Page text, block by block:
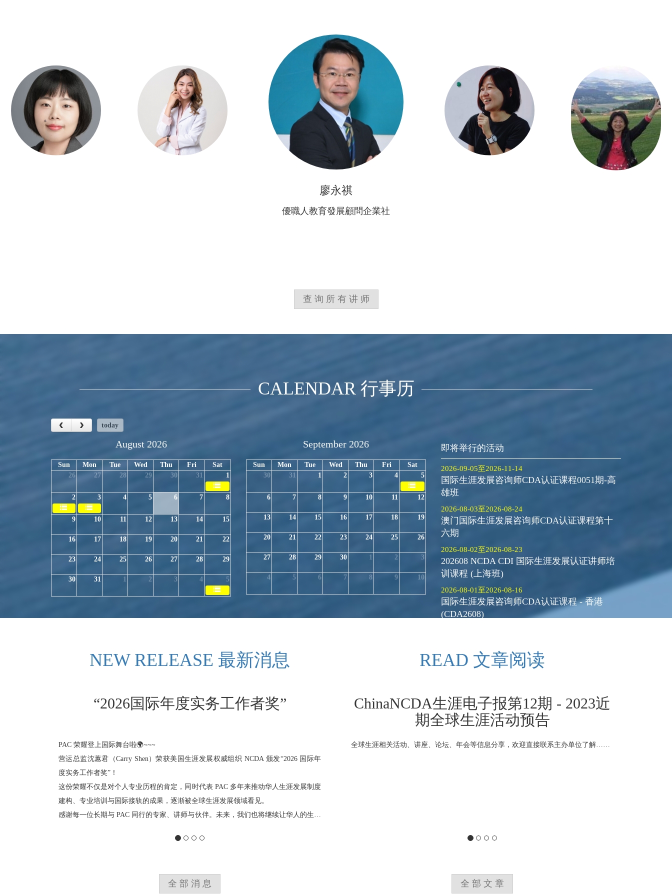
廖永祺
優職人教育發展顧問企業社
查询所有讲师
CALENDAR 行事历
August 2026
today
Sun Mon Tue Wed Thu Fri
Sat
26
27 28 29 30 31 1
2 3 4 5 6 7 8
9 10 11 12 13 14 15
16 17 18 19 20 21 22
23 24 25 26 27 28 29
30 31 1 2 3 4 5
September 2026
Sun Mon Tue Wed Thu Fri
Sat
30
31 1 2 3 4 5
6 7 8 9 10 11 12
13 14 15 16 17 18 19
20 21 22 23 24 25 26
27 28 29 30 1 2 3
4 5 6 7 8 9 10
即将举行的活动
2026-09-05至2026-11-14
国际生涯发展咨询师CDA认证课程0051期-高
雄班
2026-08-03至2026-08-24
澳门国际生涯发展咨询师CDA认证课程第十
六期
2026-08-02至2026-08-23
202608 NCDA CDI 国际生涯发展认证讲师培
训课程 (上海班)
2026-08-01至2026-08-16
国际生涯发展咨询师CDA认证课程 - 香港
(CDA2608)
NEW RELEASE 最新消息
信念看不见，但它决定了人与工作的距
有时候，我们选择一份工作，不是因为它最好，而是因为它“符合我们的信念”。
只是，我们很少意识到，信念不只是想法 - 它是我们看世界的方式，而这些方式，会
在不知不觉间，影响我们的努力方向、对挫折的反应，甚至是我们如何看待“成功”。
全部消息
READ 文章阅读
ChinaNCDA生涯电子报第12期 - 2023生
涯培训课程预告
近期各培训伙伴开课计划，欢迎直接联系开课单位了解详情……
全部文章